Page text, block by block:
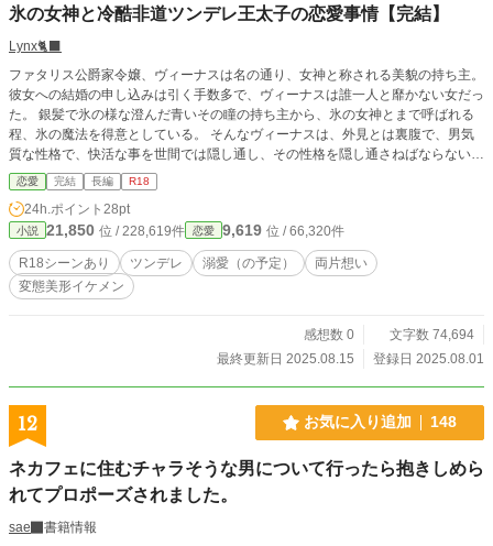
氷の女神と冷酷非道ツンデレ王太子の恋愛事情【完結】
Lynx🐈‍⬛
ファタリス公爵家令嬢、ヴィーナスは名の通り、女神と称される美貌の持ち主。
彼女への結婚の申し込みは引く手数多で、ヴィーナスは誰一人と靡かない女だっ
た。 銀髪で氷の様な澄んだ青いその瞳の持ち主から、氷の女神とまで呼ばれる
程、氷の魔法を得意としている。 そんなヴィーナスは、外見とは裏腹で、男気
質な性格で、快活な事を世間では隠し通し、その性格を隠し通さねばならない相
手とは結婚は出来ぬ、とことごとく縁談を断り続けていた………。 ＊性描写の
話には♡が付いてます ＊視点変えで、主人公2人の描写をそれぞれ書いているの
で、会話が重なる時あります
恋愛 完結 長編 R18
24h.ポイント 28pt
小説 21,850 位 / 228,619件 恋愛 9,619 位 / 66,320件
R18シーンあり ツンデレ 溺愛（の予定）
両片想い
変態美形イケメン
感想数 0
文字数 74,694
最終更新日 2025.08.15
登録日 2025.08.01
12 お気に入り追加 148
ネカフェに住むチャラそうな男について行ったら抱きしめら
れてプロポーズされました。
sae
書籍情報